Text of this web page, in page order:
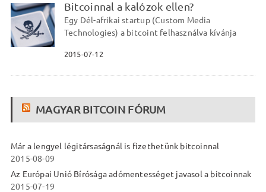
Bitcoinnal a kalózok ellen?
Egy Dél-afrikai startup (Custom Media
Technologies) a bitcoint felhasználva kívánja
2015-07-12
MAGYAR BITCOIN FÓRUM
Már a lengyel légitársaságnál is fizethetünk bitcoinnal
2015-08-09
Az Európai Unió Bírósága adómentességet javasol a bitcoinnak
2015-07-19